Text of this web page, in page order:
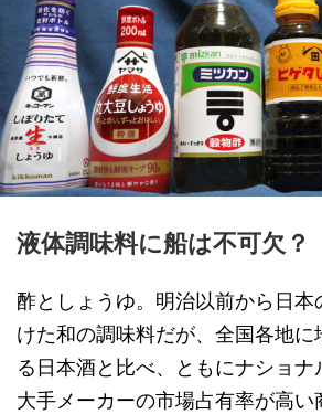
液体調味料に船は不可欠？
酢としょうゆ。明治以前から日本
けた和の調味料だが、全国各地に
る日本酒と比べ、ともにナショナ
大手メーカーの市場占有率が高